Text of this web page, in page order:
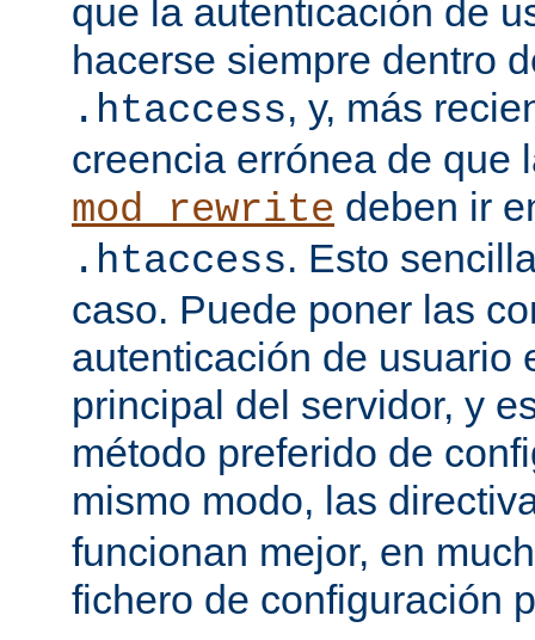
que la autenticación de
hacerse siempre dentro
.htaccess, y, más
creencia errónea de que
mod_rewrite deben ir
.htaccess. Esto
caso. Puede poner las
autenticación de usuario
principal del servidor, y
método preferido de
mismo modo, las
funcionan mejor, en
fichero de configuración